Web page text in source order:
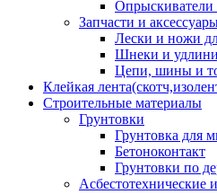
Опрыскиватели
Запчасти и
Лески и ножи
Шнеки и
Цепи, шины и
Клейкая
Строительные материалы
Грунтовки
Грунтовка для
Бетоноконтакт
Грунтовки по
Асбестотехнические